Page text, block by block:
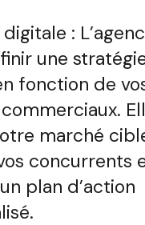
:
une
fonction de
marché
concurrents
plan d’action